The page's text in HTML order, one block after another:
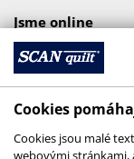
Jsme online
Cookies
Cookies jsou malé
webovými stránkami,